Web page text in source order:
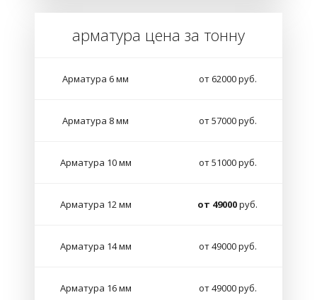
арматура цена за тонну
Арматура 6 мм от 62000 руб.
Арматура 8 мм от 57000 руб.
Арматура 10 мм от 51000 руб.
Арматура 12 мм от 49000руб.
Арматура 14 мм от 49000 руб.
Арматура 16 мм от 49000 руб.